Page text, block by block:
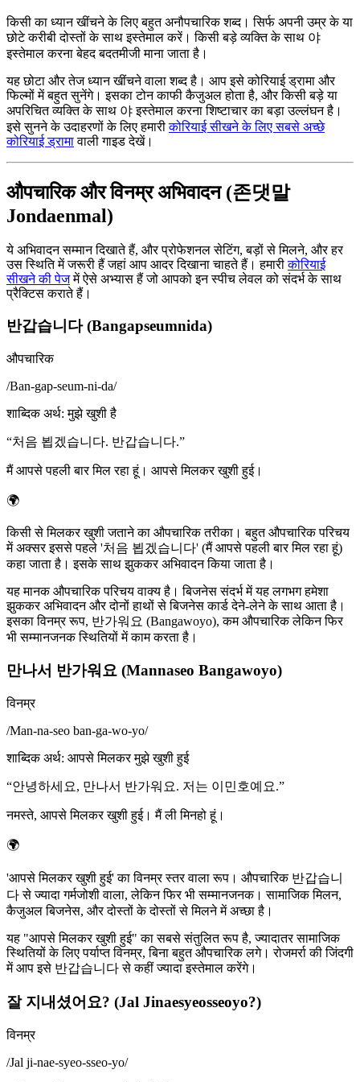
किसी का ध्यान खींचने के लिए बहुत अनौपचारिक शब्द। सिर्फ अपनी उम्र के या
छोटे करीबी दोस्तों के साथ इस्तेमाल करें। किसी बड़े व्यक्ति के साथ 야
इस्तेमाल करना बेहद बदतमीजी माना जाता है।
यह छोटा और तेज ध्यान खींचने वाला शब्द है। आप इसे कोरियाई ड्रामा और
फिल्मों में बहुत सुनेंगे। इसका टोन काफी कैजुअल होता है, और किसी बड़े या
अपरिचित व्यक्ति के साथ 야 इस्तेमाल करना शिष्टाचार का बड़ा उल्लंघन है।
इसे सुनने के उदाहरणों के लिए हमारीकोरियाई सीखने के लिए सबसे अच्छे
कोरियाई ड्रामावाली गाइड देखें।
औपचारिक और विनम्र अभिवादन (존댓말
Jondaenmal)
ये अभिवादन सम्मान दिखाते हैं, और प्रोफेशनल सेटिंग, बड़ों से मिलने, और हर
उस स्थिति में जरूरी हैं जहां आप आदर दिखाना चाहते हैं। हमारीकोरियाई
सीखने की पेजमें ऐसे अभ्यास हैं जो आपको इन स्पीच लेवल को संदर्भ के साथ
प्रैक्टिस कराते हैं।
반갑습니다 (Bangapseumnida)
औपचारिक
/Ban-gap-seum-ni-da/
शाब्दिक अर्थ: मुझे खुशी है
“처음 뵙겠습니다. 반갑습니다.”
मैं आपसे पहली बार मिल रहा हूं। आपसे मिलकर खुशी हुई।
🌍
किसी से मिलकर खुशी जताने का औपचारिक तरीका। बहुत औपचारिक परिचय
में अक्सर इससे पहले '처음 뵙겠습니다' (मैं आपसे पहली बार मिल रहा हूं)
कहा जाता है। इसके साथ झुककर अभिवादन किया जाता है।
यह मानक औपचारिक परिचय वाक्य है। बिजनेस संदर्भ में यह लगभग हमेशा
झुककर अभिवादन और दोनों हाथों से बिजनेस कार्ड देने-लेने के साथ आता है।
इसका विनम्र रूप, 반가워요 (Bangawoyo), कम औपचारिक लेकिन फिर
भी सम्मानजनक स्थितियों में काम करता है।
만나서 반가워요 (Mannaseo Bangawoyo)
विनम्र
/Man-na-seo ban-ga-wo-yo/
शाब्दिक अर्थ: आपसे मिलकर मुझे खुशी हुई
“안녕하세요, 만나서 반가워요. 저는 이민호예요.”
नमस्ते, आपसे मिलकर खुशी हुई। मैं ली मिनहो हूं।
🌍
'आपसे मिलकर खुशी हुई' का विनम्र स्तर वाला रूप। औपचारिक 반갑습니
다 से ज्यादा गर्मजोशी वाला, लेकिन फिर भी सम्मानजनक। सामाजिक मिलन,
कैजुअल बिजनेस, और दोस्तों के दोस्तों से मिलने में अच्छा है।
यह "आपसे मिलकर खुशी हुई" का सबसे संतुलित रूप है, ज्यादातर सामाजिक
स्थितियों के लिए पर्याप्त विनम्र, बिना बहुत औपचारिक लगे। रोजमर्रा की जिंदगी
में आप इसे 반갑습니다 से कहीं ज्यादा इस्तेमाल करेंगे।
잘 지내셨어요? (Jal Jinaesyeosseoyo?)
विनम्र
/Jal ji-nae-syeo-sseo-yo/